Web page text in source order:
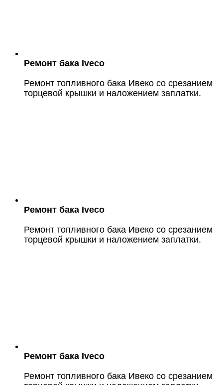
Ремонт бака Iveco
Ремонт топливного бака Ивеко со срезанием
торцевой крышки и наложением заплатки.
Ремонт бака Iveco
Ремонт топливного бака Ивеко со срезанием
торцевой крышки и наложением заплатки.
Ремонт бака Iveco
Ремонт топливного бака Ивеко со срезанием